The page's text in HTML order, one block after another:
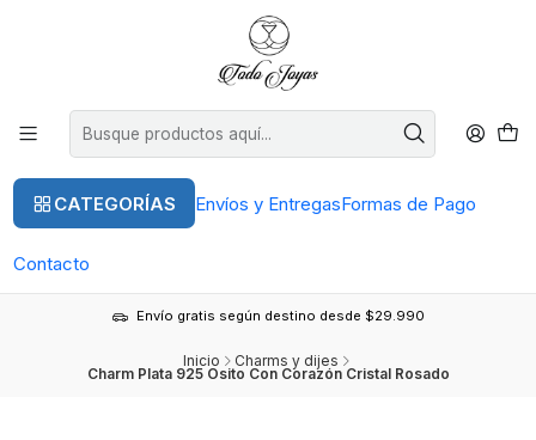
CATEGORÍAS Envíos y EntregasFormas de Pago
Contacto
Envío gratis según destino desde $29.990
Inicio Charms y dijes
Charm Plata 925 Osito Con Corazón Cristal Rosado